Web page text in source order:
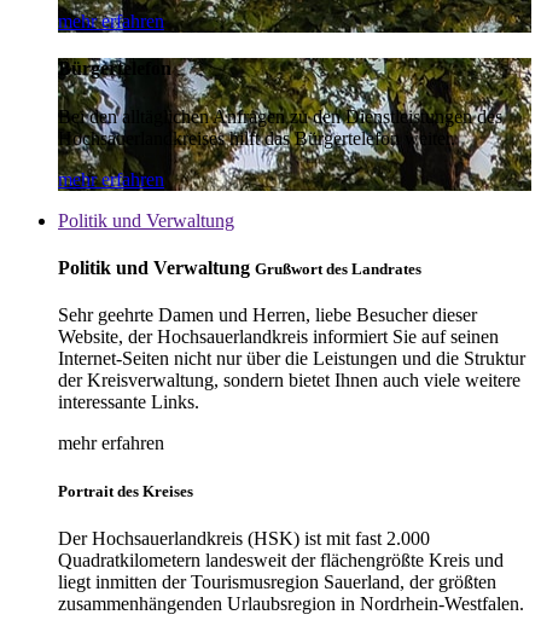
mehr erfahren
Bürgertelefon
Bei den alltäglichen Anfragen zu den Dienstleistungen des
Hochsauerlandkreises hilft das Bürgertelefon weiter.
mehr erfahren
Politik und Verwaltung
Politik und Verwaltung Grußwort des Landrates
Sehr geehrte Damen und Herren, liebe Besucher dieser
Website, der Hochsauerlandkreis informiert Sie auf seinen
Internet-Seiten nicht nur über die Leistungen und die Struktur
der Kreisverwaltung, sondern bietet Ihnen auch viele weitere
interessante Links.
mehr erfahren
Portrait des Kreises
Der Hochsauerlandkreis (HSK) ist mit fast 2.000
Quadratkilometern landesweit der flächengrößte Kreis und
liegt inmitten der Tourismusregion Sauerland, der größten
zusammenhängenden Urlaubsregion in Nordrhein-Westfalen.